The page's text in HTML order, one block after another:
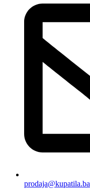
prodaja@kupatila.ba